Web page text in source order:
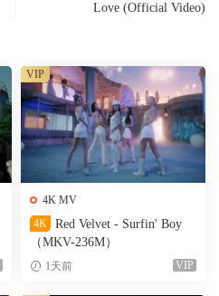
Love (Official Video)
4K MV
4K
Red Velvet - Surfin' Boy
（MKV-236M）
1天前 VIP
VIP